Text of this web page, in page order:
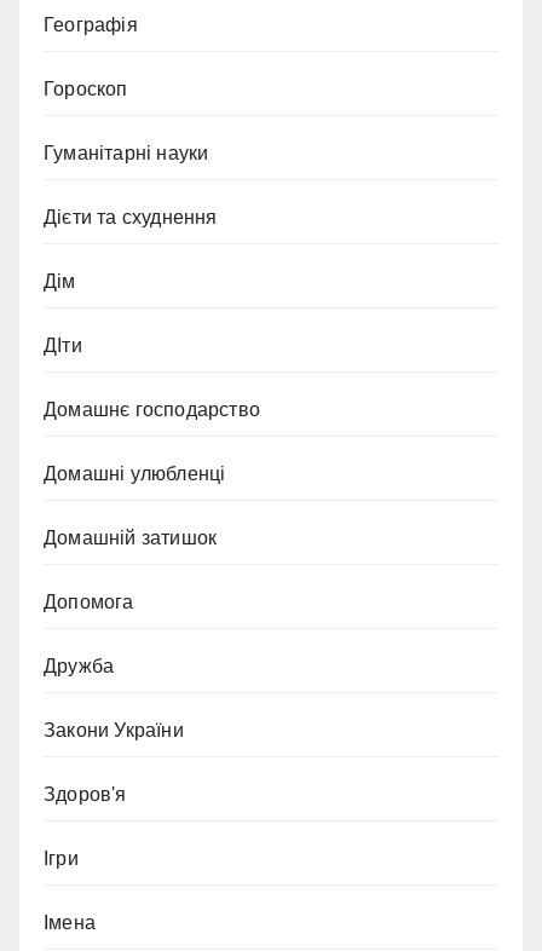
Географія
Гороскоп
Гуманітарні науки
Дієти та схуднення
Дім
ДІти
Домашнє господарство
Домашні улюбленці
Домашній затишок
Допомога
Дружба
Закони України
Здоров'я
Ігри
Імена